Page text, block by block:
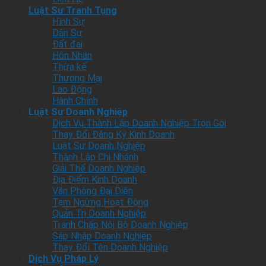
Luật Sư Tranh Tụng
Hình Sự
Dân Sự
Đất đai
Hôn Nhân
Thừa kế
Thương Mại
Lao Động
Hành Chính
Luật Sư Doanh Nghiệp
Dịch Vụ Thành Lập Doanh Nghiệp Trọn Gói
Thay Đổi Đăng Ký Kinh Doanh
Luật Sư Doanh Nghiệp
Thành Lập Chi Nhánh
Giải Thể Doanh Nghiệp
Địa Điểm Kinh Doanh
Văn Phòng Đại Diện
Tạm Ngừng Hoạt Động
Quản Trị Doanh Nghiệp
Tranh Chấp Nội Bộ Doanh Nghiệp
Sáp Nhập Doanh Nghiệp
Thay Đổi Tên Doanh Nghiệp
Dịch Vụ Pháp Lý